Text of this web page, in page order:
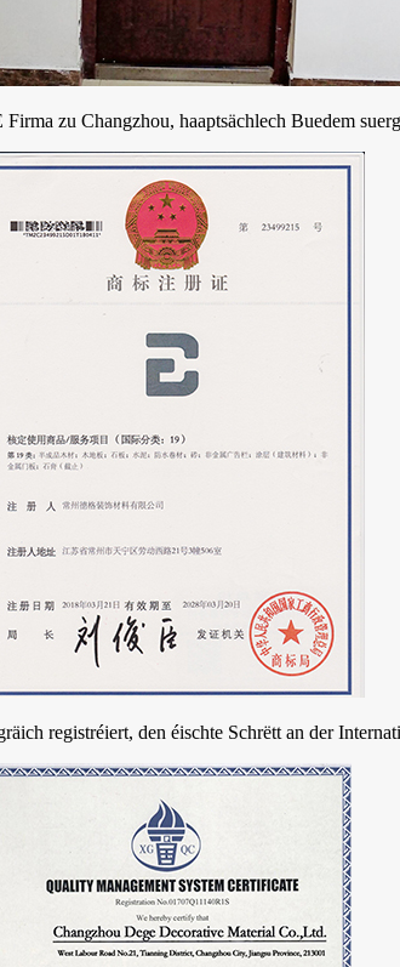
zu Changzhou, haaptsächlech Buedem
registréiert, den éischte Schrëtt an der